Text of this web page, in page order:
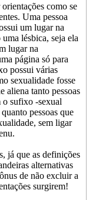
como se
Uma pessoa
um lugar na
lésbica, seja ela
lugar na
página só para
possui várias
sexualidade fosse
aliena tanto pessoas
o sufixo -sexual
pessoas que
sem ligar
já que as definições
alternativas
de não excluir a
surgirem!